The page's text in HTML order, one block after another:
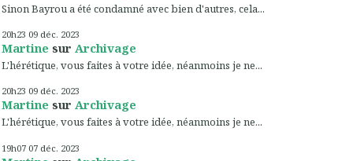
Sinon Bayrou a été condamné avec bien d'autres, cela...
20h23 09 déc. 2023
Martine sur Archivage
L'hérétique, vous faites à votre idée, néanmoins je ne...
20h23 09 déc. 2023
Martine sur Archivage
L'hérétique, vous faites à votre idée, néanmoins je ne...
19h07 07 déc. 2023